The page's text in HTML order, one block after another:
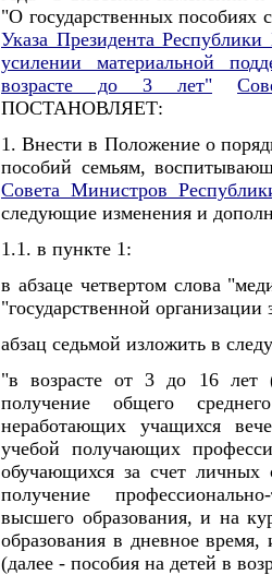
"О государственных
Указа Президента Республики
усилении материальной
возрасте до 3 лет"
ПОСТАНОВЛЯЕТ:
1. Внести в Положение о
пособий семьям,
Совета Министров
следующие изменения и
1.1. в пункте 1:
в абзаце четвертом слова
"государственной организации
абзац седьмой изложить в
"в возрасте от 3 до 16 лет
получение общего
неработающих учащихся
учебой получающих
обучающихся за счет личных
получение
высшего образования, и на
образования в дневное
(далее - пособия на детей в